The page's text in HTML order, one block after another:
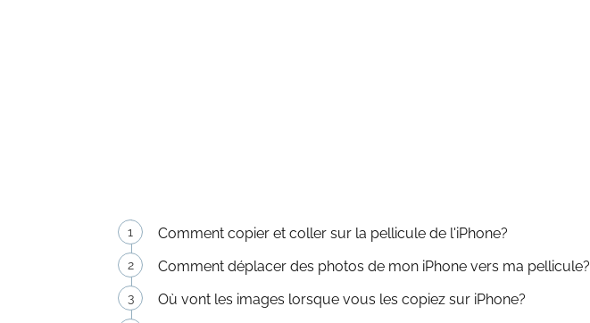
Comment copier et coller sur la pellicule de l'iPhone?
Comment déplacer des photos de mon iPhone vers ma pellicule?
Où vont les images lorsque vous les copiez sur iPhone?